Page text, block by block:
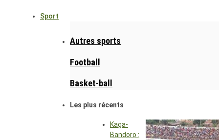
Sport
Autres sports
Football
Basket-ball
Les plus récents
Kaga-
Bandoro :